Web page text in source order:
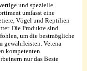
und spezielle
umfasst eine
Vögel und Reptilien
Die Produkte sind
um die bestmögliche
gewährleisten. Vetena
kompetenten
nur das Beste